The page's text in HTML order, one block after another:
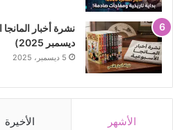
ديسمبر 2025)
5 ديسمبر، 2025
الأشهر الأخيرة